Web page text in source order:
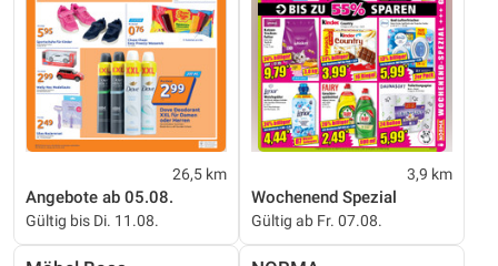
26,5 km
Angebote ab 05.08.
Gültig bis Di. 11.08.
3,9 km
Wochenend Spezial
Gültig ab Fr. 07.08.